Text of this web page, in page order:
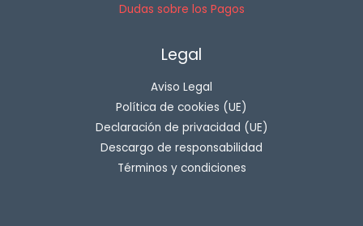
Dudas sobre los Pagos
Legal
Aviso Legal
Política de cookies (UE)
Declaración de privacidad (UE)
Descargo de responsabilidad
Términos y condiciones